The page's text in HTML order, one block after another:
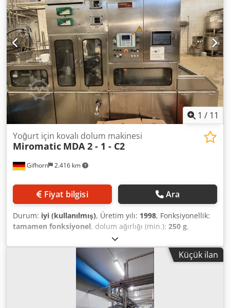
1 / 11
Gifhorn 2.416 km
Yoğurt için kovalı dolum makinesi
Miromatic MDA 2 - 1 - C2
Fiyat bilgisi Ara
Durum: iyi (kullanılmış), Üretim yılı: 1998, Fonksiyonellik:
tamamen fonksiyonel, dolum ağırlığı (min.): 250 g,
1.000 g
dokümantasyon / kılavuz, MIROMATIC MDA 2-1-C2
Format-Independent Bucket Filling Machine Djdpjzav A
Hsfx Al Iock General Information: - Manufacturer:
Miromatic - Model: MDA 2-1-C2 - Year of Manufacture:
1998 - Condition: Used, good condition - Application: Filling
of low to high-viscosity food products into buckets and
Küçük ilan